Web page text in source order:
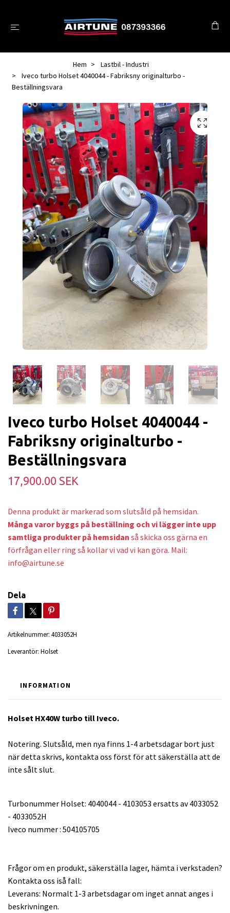
Hem
Lastbil - Industri
Iveco turbo Holset 4040044 - Fabriksny originalturbo -
Beställningsvara
Iveco turbo Holset 4040044 -
Fabriksny originalturbo -
Beställningsvara
17,900.00 SEK
Denna produkt är markerad som slutsåld på hemsidan.
Många varor byggs på beställning och vi lägger inte upp
samtliga produkter på hemsidan så skicka oss gärna en
förfrågan eller ring så kollar vi vad vi kan göra. Mail:
info@airtune.se
Dela
Artikelnummer: 4033052H
Leverantör: Holset
INFORMATION
Holset HX40W turbo till Iveco.
Notering. Slutsåld, men nya finns 1-4 arbetsdagar bort just
när detta skrivs, kontakta oss först för att säkerställa att de
inte sålt slut.
Turbonummer Holset: 4040044 - 4103053 ersatts av 4033052
- 4033052H
Iveco nummer : 504105705
Frågor om en produkt, säkerställa lager, hämta i verkstaden?
Kontakta oss iså fall:
Leverans: Normalt 1-3 arbetsdagar om inget annat anges i
beskrivningen.